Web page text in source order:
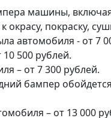
машины,
окрасу, покраску,
автомобиля - от 7
500 рублей.
– от 7 300 рублей.
бампер
– от 13 000